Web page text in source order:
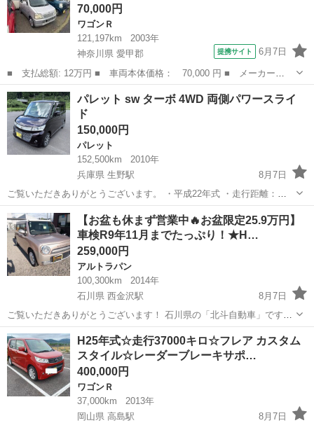
☆プッ... 70,000円
ワゴンＲ
121,197km
2003年
神奈川県 愛甲郡
提携サイト 6月7日
■ 支払総額: 12万円 ■ 車両本体価格： 70,000 円 ■ メーカー
名： スズキ ■ 車種名： ワゴンＲ ■ グレード名： Ｂ ■ 排気
量： 660cc ■ ドア枚数： 5D ■ ミッション： コラムAT ■ 店
舗...
神奈川 愛甲郡 ワゴンＲ
パレット sw ターボ 4WD 両側パワースライ
ド
150,000円
パレット
152,500km
2010年
兵庫県 生野駅
8月7日
ご覧いただきありがとうございます。 ・平成22年式 ・走行距離：
153000km ・車検：令和8年2月 ・両側パワースライド ・スマートキー
・タイヤアルミ ・ターボ ・4wd ・古いですがBTナビで音楽聴けます
クー...
兵庫 生野駅 パレット
【お盆も休まず営業中🔥お盆限定25.9万円】
車検R9年11月までたっぷり！★H…
259,000円
アルトラパン
100,300km
2014年
石川県 西金沢駅
8月7日
ご覧いただきありがとうございます！ 石川県の「北斗自動車」です😊
当店はお盆期間中も休まず営業しております！ 「連休中に現車確認し
たい」「お盆休みのうちに乗り換えを決めたい」という方も、ぜひお
気軽にお問い合わせくだ...
石川 金沢市 西金沢駅 アルトラパン 特価
H25年式☆走行37000キロ☆フレア カスタム
スタイル☆レーダーブレーキサポ…
400,000円
ワゴンＲ
37,000km
2013年
岡山県 高島駅
8月7日